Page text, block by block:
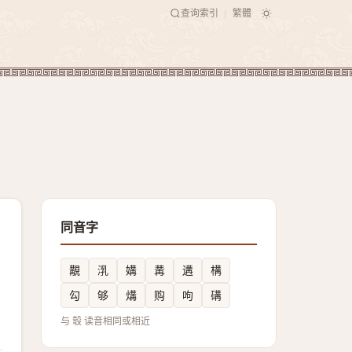
查询索引 繁體
同音字
覯 㳶 媾 冓 遘
構
勾
够 煹 购 呴 䃓
与 彀 读音相同或相近